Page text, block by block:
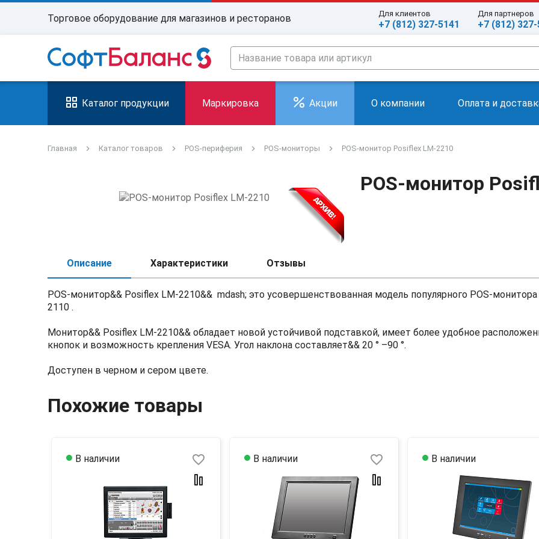
Торговое оборудование для магазинов и ресторанов Для клиентов
+7 (812) 327-5141
Для партнеров
+7 (812)
Каталог продукции Маркировка Акции О компании Оплата и
Главная Каталог товаров POS-периферия POS-мониторы POS-монитор Posiflex LM-2210
POS-монитор
Описание Характеристики Отзывы
POS-монитор&& Posiflex LM-2210&& mdash; это усовершенствованная модель популярного POS-
2110 .
Монитор&& Posiflex LM-2210&& обладает новой устойчивой подставкой, имеет более удобное
кнопок и возможность крепления VESA. Угол наклона составляет&& 20 ° –90 °.
Доступен в черном и сером цвете.
Похожие товары
favorite_border
В наличии favorite_border
В наличии В наличии